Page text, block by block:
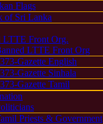
Flags
of Sri Lanka
LTTE Front Org.
LTTE Front Org
Gazette English
Gazette Sinhala
Gazette Tamil
Priests & Government